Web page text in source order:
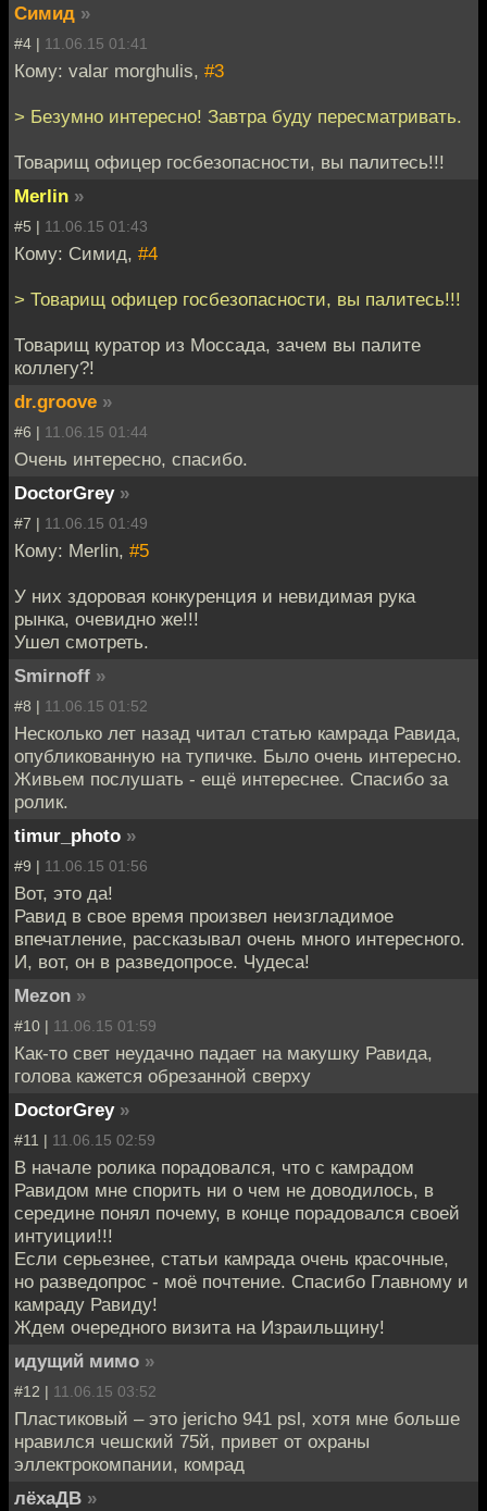
Симид »
#4 | 11.06.15 01:41
Кому: valar morghulis, #3
> Безумно интересно! Завтра буду пересматривать.
Товарищ офицер госбезопасности, вы палитесь!!!
Merlin »
#5 | 11.06.15 01:43
Кому: Симид, #4
> Товарищ офицер госбезопасности, вы палитесь!!!
Товарищ куратор из Моссада, зачем вы палите
коллегу?!
dr.groove »
#6 | 11.06.15 01:44
Очень интересно, спасибо.
DoctorGrey »
#7 | 11.06.15 01:49
Кому: Merlin, #5
У них здоровая конкуренция и невидимая рука
рынка, очевидно же!!!
Ушел смотреть.
Smirnoff »
#8 | 11.06.15 01:52
Несколько лет назад читал статью камрада Равида,
опубликованную на тупичке. Было очень интересно.
Живьем послушать - ещё интереснее. Спасибо за
ролик.
timur_photo »
#9 | 11.06.15 01:56
Вот, это да!
Равид в свое время произвел неизгладимое
впечатление, рассказывал очень много интересного.
И, вот, он в разведопросе. Чудеса!
Mezon »
#10 | 11.06.15 01:59
Как-то свет неудачно падает на макушку Равида,
голова кажется обрезанной сверху
DoctorGrey »
#11 | 11.06.15 02:59
В начале ролика порадовался, что с камрадом
Равидом мне спорить ни о чем не доводилось, в
середине понял почему, в конце порадовался своей
интуиции!!!
Если серьезнее, статьи камрада очень красочные,
но разведопрос - моё почтение. Спасибо Главному и
камраду Равиду!
Ждем очередного визита на Израильщину!
идущий мимо »
#12 | 11.06.15 03:52
Пластиковый – это jericho 941 psl, хотя мне больше
нравился чешский 75й, привет от охраны
эллектрокомпании, комрад
лёхаДВ »